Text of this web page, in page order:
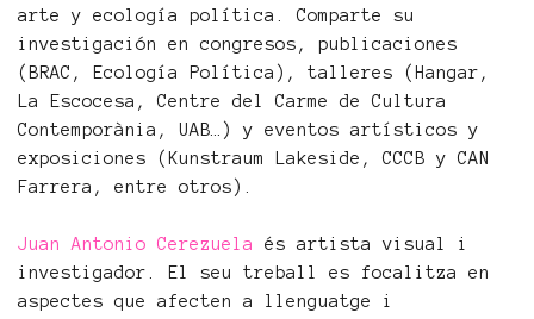
arte y ecología política. Comparte su
investigación en congresos, publicaciones
(BRAC, Ecología Política), talleres (Hangar,
La Escocesa, Centre del Carme de Cultura
Contemporània, UAB…) y eventos artísticos y
exposiciones (Kunstraum Lakeside, CCCB y CAN
Farrera, entre otros).
Juan Antonio Cerezuela
és artista visual i
investigador. El seu treball es focalitza en
aspectes que afecten a llenguatge i